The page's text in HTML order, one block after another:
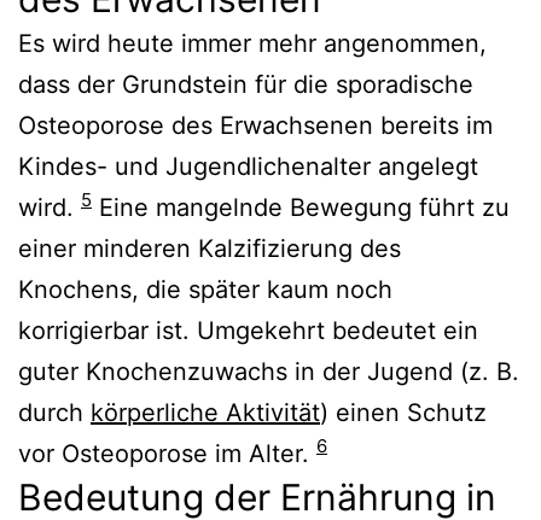
Es wird heute immer mehr angenommen,
dass der Grundstein für die sporadische
Osteoporose des Erwachsenen bereits im
Kindes- und Jugendlichenalter angelegt
wird. 5 Eine mangelnde Bewegung führt zu
einer minderen Kalzifizierung des
Knochens, die später kaum noch
korrigierbar ist. Umgekehrt bedeutet ein
guter Knochenzuwachs in der Jugend (z. B.
durch körperliche Aktivität) einen Schutz
vor Osteoporose im Alter. 6
Bedeutung der Ernährung in